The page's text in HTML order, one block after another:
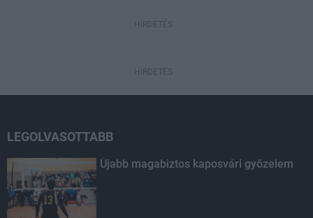
HÍRDETÉS
HÍRDETÉS
LEGOLVASOTTABB
Újabb magabiztos kaposvári győzelem